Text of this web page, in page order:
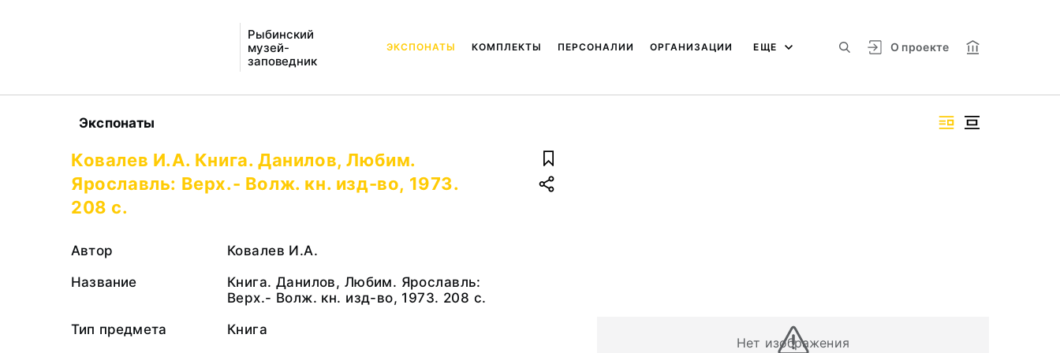
Рыбинский
музей-
заповедник
О проекте
ЭКСПОНАТЫ КОМПЛЕКТЫ ПЕРСОНАЛИИ ОРГАНИЗАЦИИ ЕЩЕ
Экспонаты
Нет изображения
Ковалев И.А. Книга. Данилов, Любим.
Ярославль: Верх.- Волж. кн. изд-во, 1973.
208 с.
Автор
Ковалев И.А.
Название
Книга. Данилов, Любим. Ярославль:
Верх.- Волж. кн. изд-во, 1973. 208 с.
Тип предмета
Книга